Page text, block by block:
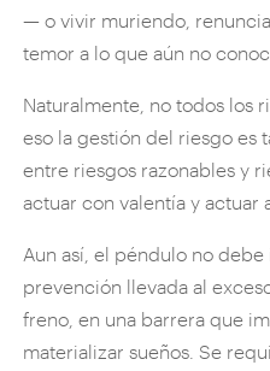
— o vivir muriendo,
temor a lo que aún no
Naturalmente, no todos los
eso la gestión del riesgo es
entre riesgos razonables y
actuar con valentía y actuar
Aun así, el péndulo no
prevención llevada al
freno, en una barrera que
materializar sueños. Se